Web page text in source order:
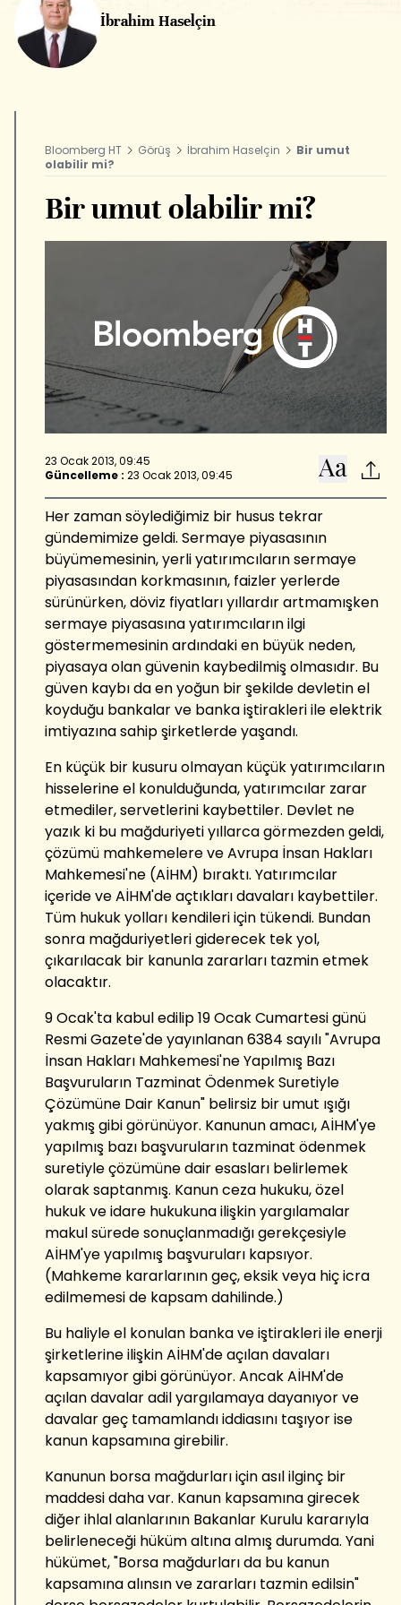
İbrahim Haselçin
Bloomberg HT Görüş İbrahim Haselçin
Bir umut
olabilir mi?
Bir umut olabilir mi?
23 Ocak 2013, 09:45
Güncelleme : 23 Ocak 2013, 09:45
Her zaman söylediğimiz bir husus tekrar
gündemimize geldi. Sermaye piyasasının
büyümemesinin, yerli yatırımcıların sermaye
piyasasından korkmasının, faizler yerlerde
sürünürken, döviz fiyatları yıllardır artmamışken
sermaye piyasasına yatırımcıların ilgi
göstermemesinin ardındaki en büyük neden,
piyasaya olan güvenin kaybedilmiş olmasıdır. Bu
güven kaybı da en yoğun bir şekilde devletin el
koyduğu bankalar ve banka iştirakleri ile elektrik
imtiyazına sahip şirketlerde yaşandı.
En küçük bir kusuru olmayan küçük yatırımcıların
hisselerine el konulduğunda, yatırımcılar zarar
etmediler, servetlerini kaybettiler. Devlet ne
yazık ki bu mağduriyeti yıllarca görmezden geldi,
çözümü mahkemelere ve Avrupa İnsan Hakları
Mahkemesi'ne (AİHM) bıraktı. Yatırımcılar
içeride ve AİHM'de açtıkları davaları kaybettiler.
Tüm hukuk yolları kendileri için tükendi. Bundan
sonra mağduriyetleri giderecek tek yol,
çıkarılacak bir kanunla zararları tazmin etmek
olacaktır.
9 Ocak'ta kabul edilip 19 Ocak Cumartesi günü
Resmi Gazete'de yayınlanan 6384 sayılı "Avrupa
İnsan Hakları Mahkemesi'ne Yapılmış Bazı
Başvuruların Tazminat Ödenmek Suretiyle
Çözümüne Dair Kanun" belirsiz bir umut ışığı
yakmış gibi görünüyor. Kanunun amacı, AİHM'ye
yapılmış bazı başvuruların tazminat ödenmek
suretiyle çözümüne dair esasları belirlemek
olarak saptanmış. Kanun ceza hukuku, özel
hukuk ve idare hukukuna ilişkin yargılamalar
makul sürede sonuçlanmadığı gerekçesiyle
AİHM'ye yapılmış başvuruları kapsıyor.
(Mahkeme kararlarının geç, eksik veya hiç icra
edilmemesi de kapsam dahilinde.)
Bu haliyle el konulan banka ve iştirakleri ile enerji
şirketlerine ilişkin AİHM'de açılan davaları
kapsamıyor gibi görünüyor. Ancak AİHM'de
açılan davalar adil yargılamaya dayanıyor ve
davalar geç tamamlandı iddiasını taşıyor ise
kanun kapsamına girebilir.
Kanunun borsa mağdurları için asıl ilginç bir
maddesi daha var. Kanun kapsamına girecek
diğer ihlal alanlarının Bakanlar Kurulu kararıyla
belirleneceği hüküm altına almış durumda. Yani
hükümet, "Borsa mağdurları da bu kanun
kapsamına alınsın ve zararları tazmin edilsin"